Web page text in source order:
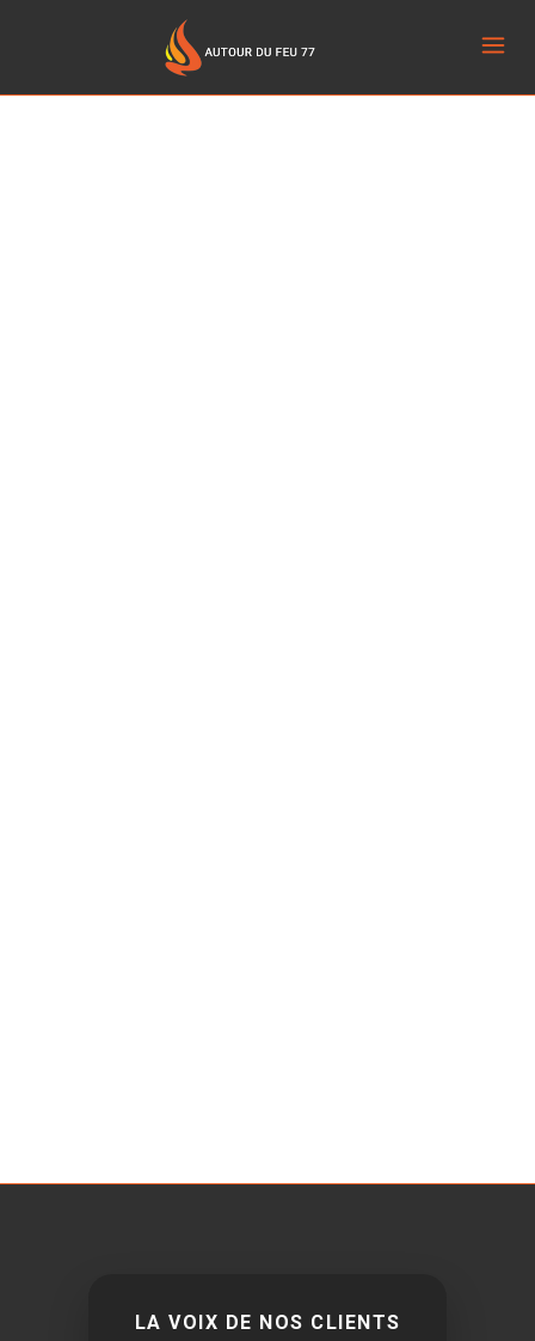
LA VOIX DE NOS CLIENTS